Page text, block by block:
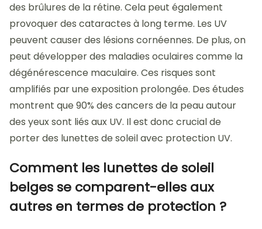
des brûlures de la rétine. Cela peut également
provoquer des cataractes à long terme. Les UV
peuvent causer des lésions cornéennes. De plus, on
peut développer des maladies oculaires comme la
dégénérescence maculaire. Ces risques sont
amplifiés par une exposition prolongée. Des études
montrent que 90% des cancers de la peau autour
des yeux sont liés aux UV. Il est donc crucial de
porter des lunettes de soleil avec protection UV.
Comment les lunettes de soleil
belges se comparent-elles aux
autres en termes de protection ?